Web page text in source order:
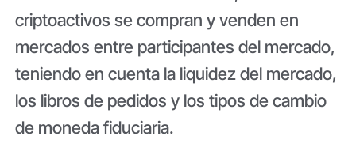
criptoactivos se compran y venden en
mercados entre participantes del mercado,
teniendo en cuenta la liquidez del mercado,
los libros de pedidos y los tipos de cambio
de moneda fiduciaria.